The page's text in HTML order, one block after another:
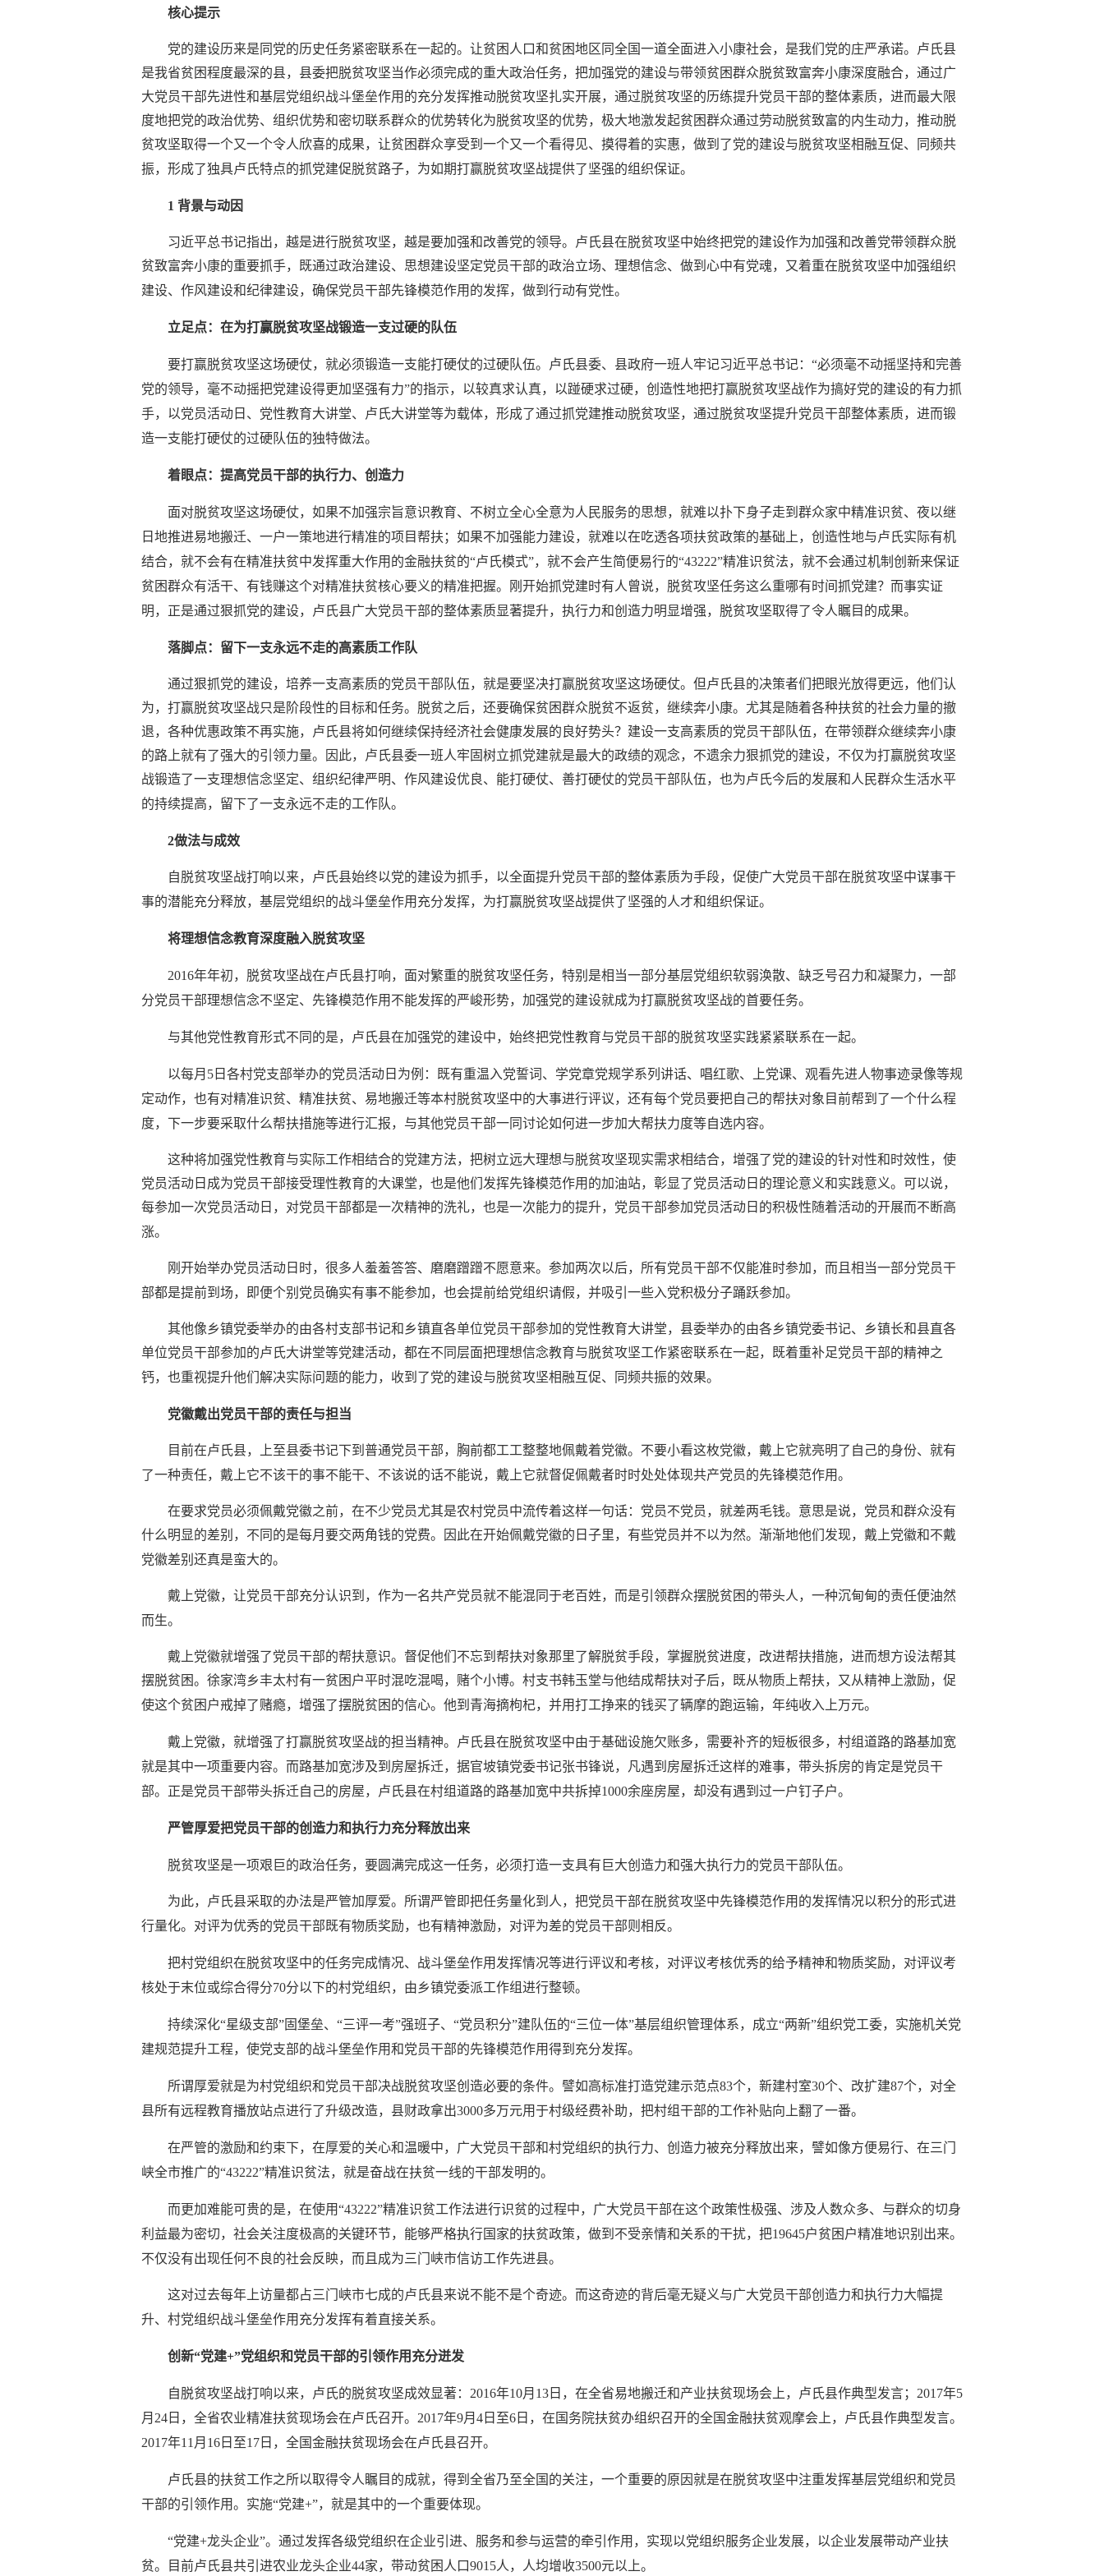
核心提示
党的建设历来是同党的历史任务紧密联系在一起的。让贫困人口和贫困地区同全国一道全面进入小康社会，是我们党的庄严承诺。卢氏县
是我省贫困程度最深的县，县委把脱贫攻坚当作必须完成的重大政治任务，把加强党的建设与带领贫困群众脱贫致富奔小康深度融合，通过广
大党员干部先进性和基层党组织战斗堡垒作用的充分发挥推动脱贫攻坚扎实开展，通过脱贫攻坚的历练提升党员干部的整体素质，进而最大限
度地把党的政治优势、组织优势和密切联系群众的优势转化为脱贫攻坚的优势，极大地激发起贫困群众通过劳动脱贫致富的内生动力，推动脱
贫攻坚取得一个又一个令人欣喜的成果，让贫困群众享受到一个又一个看得见、摸得着的实惠，做到了党的建设与脱贫攻坚相融互促、同频共
振，形成了独具卢氏特点的抓党建促脱贫路子，为如期打赢脱贫攻坚战提供了坚强的组织保证。
1 背景与动因
习近平总书记指出，越是进行脱贫攻坚，越是要加强和改善党的领导。卢氏县在脱贫攻坚中始终把党的建设作为加强和改善党带领群众脱
贫致富奔小康的重要抓手，既通过政治建设、思想建设坚定党员干部的政治立场、理想信念、做到心中有党魂，又着重在脱贫攻坚中加强组织
建设、作风建设和纪律建设，确保党员干部先锋模范作用的发挥，做到行动有党性。
立足点：在为打赢脱贫攻坚战锻造一支过硬的队伍
要打赢脱贫攻坚这场硬仗，就必须锻造一支能打硬仗的过硬队伍。卢氏县委、县政府一班人牢记习近平总书记： “必须毫不动摇坚持和完善
党的领导，毫不动摇把党建设得更加坚强有力”的指示，以较真求认真，以踫硬求过硬，创造性地把打赢脱贫攻坚战作为搞好党的建设的有力抓
手，以党员活动日、党性教育大讲堂、卢氏大讲堂等为载体，形成了通过抓党建推动脱贫攻坚，通过脱贫攻坚提升党员干部整体素质，进而锻
造一支能打硬仗的过硬队伍的独特做法。
着眼点：提高党员干部的执行力、创造力
面对脱贫攻坚这场硬仗，如果不加强宗旨意识教育、不树立全心全意为人民服务的思想，就难以扑下身子走到群众家中精准识贫、夜以继
日地推进易地搬迁、一户一策地进行精准的项目帮扶；如果不加强能力建设，就难以在吃透各项扶贫政策的基础上，创造性地与卢氏实际有机
结合，就不会有在精准扶贫中发挥重大作用的金融扶贫的“卢氏模式”，就不会产生简便易行的“43222”精准识贫法，就不会通过机制创新来保证
贫困群众有活干、有钱赚这个对精准扶贫核心要义的精准把握。刚开始抓党建时有人曾说，脱贫攻坚任务这么重哪有时间抓党建？而事实证
明，正是通过狠抓党的建设，卢氏县广大党员干部的整体素质显著提升，执行力和创造力明显增强，脱贫攻坚取得了令人瞩目的成果。
落脚点：留下一支永远不走的高素质工作队
通过狠抓党的建设，培养一支高素质的党员干部队伍，就是要坚决打赢脱贫攻坚这场硬仗。但卢氏县的决策者们把眼光放得更远，他们认
为，打赢脱贫攻坚战只是阶段性的目标和任务。脱贫之后，还要确保贫困群众脱贫不返贫，继续奔小康。尤其是随着各种扶贫的社会力量的撤
退，各种优惠政策不再实施，卢氏县将如何继续保持经济社会健康发展的良好势头？建设一支高素质的党员干部队伍，在带领群众继续奔小康
的路上就有了强大的引领力量。因此，卢氏县委一班人牢固树立抓党建就是最大的政绩的观念，不遗余力狠抓党的建设，不仅为打赢脱贫攻坚
战锻造了一支理想信念坚定、组织纪律严明、作风建设优良、能打硬仗、善打硬仗的党员干部队伍，也为卢氏今后的发展和人民群众生活水平
的持续提高，留下了一支永远不走的工作队。
2做法与成效
自脱贫攻坚战打响以来，卢氏县始终以党的建设为抓手，以全面提升党员干部的整体素质为手段，促使广大党员干部在脱贫攻坚中谋事干
事的潜能充分释放，基层党组织的战斗堡垒作用充分发挥，为打赢脱贫攻坚战提供了坚强的人才和组织保证。
将理想信念教育深度融入脱贫攻坚
2016年年初，脱贫攻坚战在卢氏县打响，面对繁重的脱贫攻坚任务，特别是相当一部分基层党组织软弱涣散、缺乏号召力和凝聚力，一部
分党员干部理想信念不坚定、先锋模范作用不能发挥的严峻形势，加强党的建设就成为打赢脱贫攻坚战的首要任务。
与其他党性教育形式不同的是，卢氏县在加强党的建设中，始终把党性教育与党员干部的脱贫攻坚实践紧紧联系在一起。
以每月 5日各村党支部举办的党员活动日为例：既有重温入党誓词、学党章党规学系列讲话、唱红歌、上党课、观看先进人物事迹录像等规
定动作，也有对精准识贫、精准扶贫、易地搬迁等本村脱贫攻坚中的大事进行评议，还有每个党员要把自己的帮扶对象目前帮到了一个什么程
度，下一步要采取什么帮扶措施等进行汇报，与其他党员干部一同讨论如何进一步加大帮扶力度等自选内容。
这种将加强党性教育与实际工作相结合的党建方法，把树立远大理想与脱贫攻坚现实需求相结合，增强了党的建设的针对性和时效性，使
党员活动日成为党员干部接受理性教育的大课堂，也是他们发挥先锋模范作用的加油站，彰显了党员活动日的理论意义和实践意义。可以说，
每参加一次党员活动日，对党员干部都是一次精神的洗礼，也是一次能力的提升，党员干部参加党员活动日的积极性随着活动的开展而不断高
涨。
刚开始举办党员活动日时，很多人羞羞答答、磨磨蹭蹭不愿意来。参加两次以后，所有党员干部不仅能准时参加，而且相当一部分党员干
部都是提前到场，即便个别党员确实有事不能参加，也会提前给党组织请假，并吸引一些入党积极分子踊跃参加。
其他像乡镇党委举办的由各村支部书记和乡镇直各单位党员干部参加的党性教育大讲堂，县委举办的由各乡镇党委书记、乡镇长和县直各
单位党员干部参加的卢氏大讲堂等党建活动，都在不同层面把理想信念教育与脱贫攻坚工作紧密联系在一起，既着重补足党员干部的精神之
钙，也重视提升他们解决实际问题的能力，收到了党的建设与脱贫攻坚相融互促、同频共振的效果。
党徽戴出党员干部的责任与担当
目前在卢氏县，上至县委书记下到普通党员干部，胸前都工工整整地佩戴着党徽。不要小看这枚党徽，戴上它就亮明了自己的身份、就有
了一种责任，戴上它不该干的事不能干、不该说的话不能说，戴上它就督促佩戴者时时处处体现共产党员的先锋模范作用。
在要求党员必须佩戴党徽之前，在不少党员尤其是农村党员中流传着这样一句话：党员不党员，就差两毛钱。意思是说，党员和群众没有
什么明显的差别，不同的是每月要交两角钱的党费。因此在开始佩戴党徽的日子里，有些党员并不以为然。渐渐地他们发现，戴上党徽和不戴
党徽差别还真是蛮大的。
戴上党徽，让党员干部充分认识到，作为一名共产党员就不能混同于老百姓，而是引领群众摆脱贫困的带头人，一种沉甸甸的责任便油然
而生。
戴上党徽就增强了党员干部的帮扶意识。督促他们不忘到帮扶对象那里了解脱贫手段，掌握脱贫进度，改进帮扶措施，进而想方设法帮其
摆脱贫困。徐家湾乡丰太村有一贫困户平时混吃混喝，赌个小博。村支书韩玉堂与他结成帮扶对子后，既从物质上帮扶，又从精神上激励，促
使这个贫困户戒掉了赌瘾，增强了摆脱贫困的信心。他到青海摘枸杞，并用打工挣来的钱买了辆摩的跑运输，年纯收入上万元。
戴上党徽，就增强了打赢脱贫攻坚战的担当精神。卢氏县在脱贫攻坚中由于基础设施欠账多，需要补齐的短板很多，村组道路的路基加宽
就是其中一项重要内容。而路基加宽涉及到房屋拆迁，据官坡镇党委书记张书锋说，凡遇到房屋拆迁这样的难事，带头拆房的肯定是党员干
部。正是党员干部带头拆迁自己的房屋，卢氏县在村组道路的路基加宽中共拆掉1000余座房屋，却没有遇到过一户钉子户。
严管厚爱把党员干部的创造力和执行力充分释放出来
脱贫攻坚是一项艰巨的政治任务，要圆满完成这一任务，必须打造一支具有巨大创造力和强大执行力的党员干部队伍。
为此，卢氏县采取的办法是严管加厚爱。所谓严管即把任务量化到人，把党员干部在脱贫攻坚中先锋模范作用的发挥情况以积分的形式进
行量化。对评为优秀的党员干部既有物质奖励，也有精神激励，对评为差的党员干部则相反。
把村党组织在脱贫攻坚中的任务完成情况、战斗堡垒作用发挥情况等进行评议和考核，对评议考核优秀的给予精神和物质奖励，对评议考
核处于末位或综合得分70分以下的村党组织，由乡镇党委派工作组进行整顿。
持续深化“星级支部”固堡垒、“三评一考”强班子、“党员积分”建队伍的“三位一体”基层组织管理体系，成立“两新”组织党工委，实施机关党
建规范提升工程，使党支部的战斗堡垒作用和党员干部的先锋模范作用得到充分发挥。
所谓厚爱就是为村党组织和党员干部决战脱贫攻坚创造必要的条件。譬如高标准打造党建示范点83个，新建村室30个、改扩建87个，对全
县所有远程教育播放站点进行了升级改造，县财政拿出3000多万元用于村级经费补助，把村组干部的工作补贴向上翻了一番。
在严管的激励和约束下，在厚爱的关心和温暖中，广大党员干部和村党组织的执行力、创造力被充分释放出来，譬如像方便易行、在三门
峡全市推广的“43222”精准识贫法，就是奋战在扶贫一线的干部发明的。
而更加难能可贵的是，在使用“43222”精准识贫工作法进行识贫的过程中，广大党员干部在这个政策性极强、涉及人数众多、与群众的切身
利益最为密切，社会关注度极高的关键环节，能够严格执行国家的扶贫政策，做到不受亲情和关系的干扰，把19645户贫困户精准地识别出来。
不仅没有出现任何不良的社会反眏，而且成为三门峡市信访工作先进县。
这对过去每年上访量都占三门峡市七成的卢氏县来说不能不是个奇迹。而这奇迹的背后毫无疑义与广大党员干部创造力和执行力大幅提
升、村党组织战斗堡垒作用充分发挥有着直接关系。
创新“党建+”党组织和党员干部的引领作用充分迸发
自脱贫攻坚战打响以来，卢氏的脱贫攻坚成效显著： 2016年10月13日，在全省易地搬迁和产业扶贫现场会上，卢氏县作典型发言；2017年5
月24日，全省农业精准扶贫现场会在卢氏召开。2017年9月4日至6日，在国务院扶贫办组织召开的全国金融扶贫观摩会上，卢氏县作典型发言。
2017年11月16日至17日，全国金融扶贫现场会在卢氏县召开。
卢氏县的扶贫工作之所以取得令人瞩目的成就，得到全省乃至全国的关注，一个重要的原因就是在脱贫攻坚中注重发挥基层党组织和党员
干部的引领作用。实施“党建+”，就是其中的一个重要体现。
“党建+龙头企业”。通过发挥各级党组织在企业引进、服务和参与运营的牵引作用，实现以党组织服务企业发展，以企业发展带动产业扶
贫。目前卢氏县共引进农业龙头企业44家，带动贫困人口9015人，人均增收3500元以上。